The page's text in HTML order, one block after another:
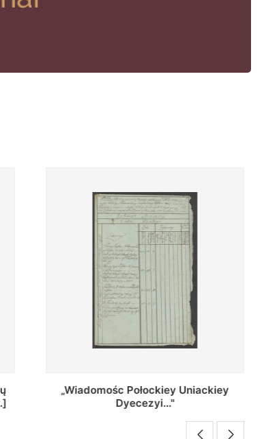
Regestr Parochow Dekanatu
Brzeskiego